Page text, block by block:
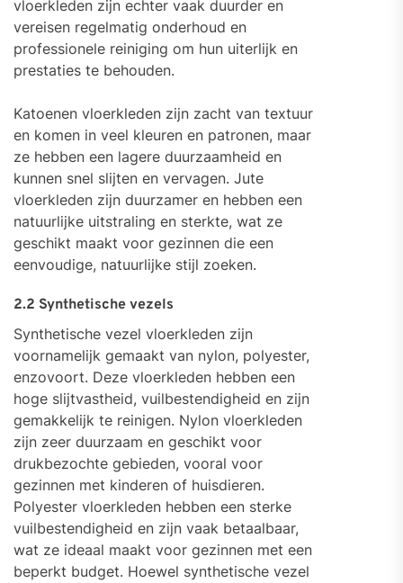
vloerkleden zijn echter vaak duurder en
vereisen regelmatig onderhoud en
professionele reiniging om hun uiterlijk en
prestaties te behouden.
Katoenen vloerkleden zijn zacht van textuur
en komen in veel kleuren en patronen, maar
ze hebben een lagere duurzaamheid en
kunnen snel slijten en vervagen. Jute
vloerkleden zijn duurzamer en hebben een
natuurlijke uitstraling en sterkte, wat ze
geschikt maakt voor gezinnen die een
eenvoudige, natuurlijke stijl zoeken.
2.2 Synthetische vezels
Synthetische vezel vloerkleden zijn
voornamelijk gemaakt van nylon, polyester,
enzovoort. Deze vloerkleden hebben een
hoge slijtvastheid, vuilbestendigheid en zijn
gemakkelijk te reinigen. Nylon vloerkleden
zijn zeer duurzaam en geschikt voor
drukbezochte gebieden, vooral voor
gezinnen met kinderen of huisdieren.
Polyester vloerkleden hebben een sterke
vuilbestendigheid en zijn vaak betaalbaar,
wat ze ideaal maakt voor gezinnen met een
beperkt budget. Hoewel synthetische vezel